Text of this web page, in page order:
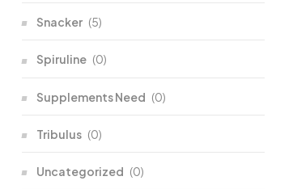
Snacker (5)
Spiruline (0)
Supplements Need (0)
Tribulus (0)
Uncategorized (0)